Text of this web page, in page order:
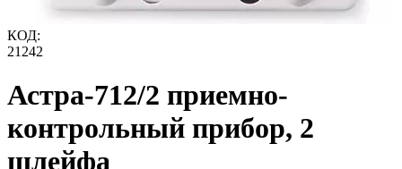
КОД:
21242
Астра-712/2 приемно-
контрольный прибор, 2
шлейфа